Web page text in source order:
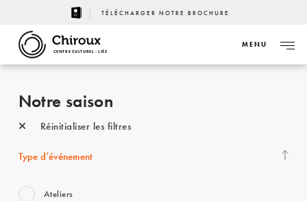
TÉLÉCHARGER NOTRE BROCHURE
CENTRE CULTUREL - LIÈGE
MENU
Notre saison
Réinitialiser les filtres
Type d’événement
Ateliers